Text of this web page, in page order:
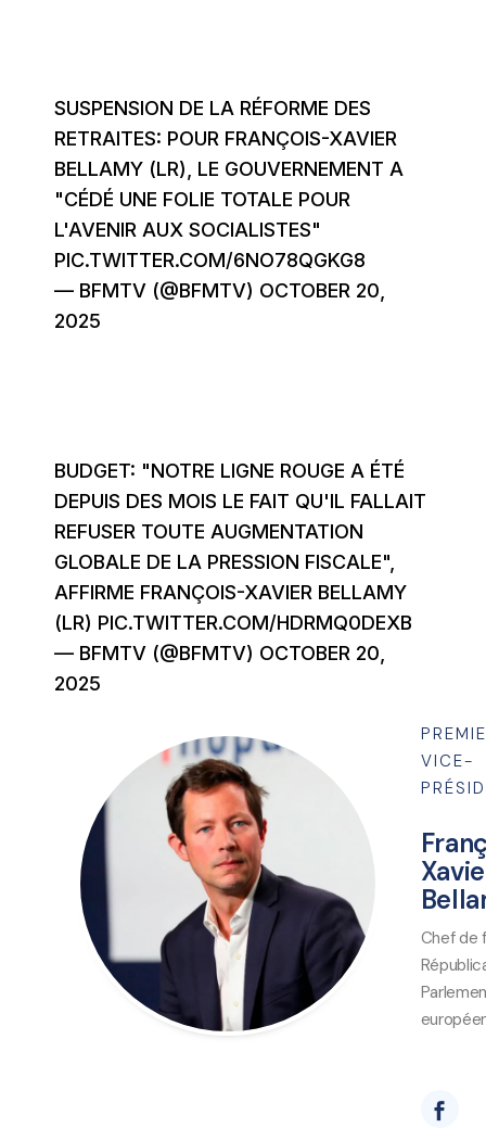
SUSPENSION DE LA RÉFORME DES
RETRAITES: POUR FRANÇOIS-XAVIER
BELLAMY (LR), LE GOUVERNEMENT A
"CÉDÉ UNE FOLIE TOTALE POUR
L'AVENIR AUX SOCIALISTES"
PIC.TWITTER.COM/6NO78QGKG8
— BFMTV (@BFMTV) OCTOBER 20,
2025
BUDGET: "NOTRE LIGNE ROUGE A ÉTÉ
DEPUIS DES MOIS LE FAIT QU'IL FALLAIT
REFUSER TOUTE AUGMENTATION
GLOBALE DE LA PRESSION FISCALE",
AFFIRME FRANÇOIS-XAVIER BELLAMY
(LR) PIC.TWITTER.COM/HDRMQ0DEXB
— BFMTV (@BFMTV) OCTOBER 20,
2025
VICE-
Chef de